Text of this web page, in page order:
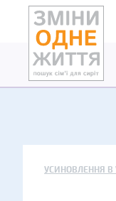
УСИНОВЛЕННЯ В